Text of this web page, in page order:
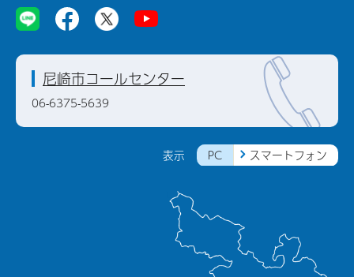
表示 PC スマートフォン
尼崎市コールセンター
06-6375-5639